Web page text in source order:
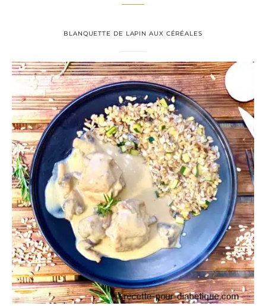
BLANQUETTE DE LAPIN AUX CÉRÉALES